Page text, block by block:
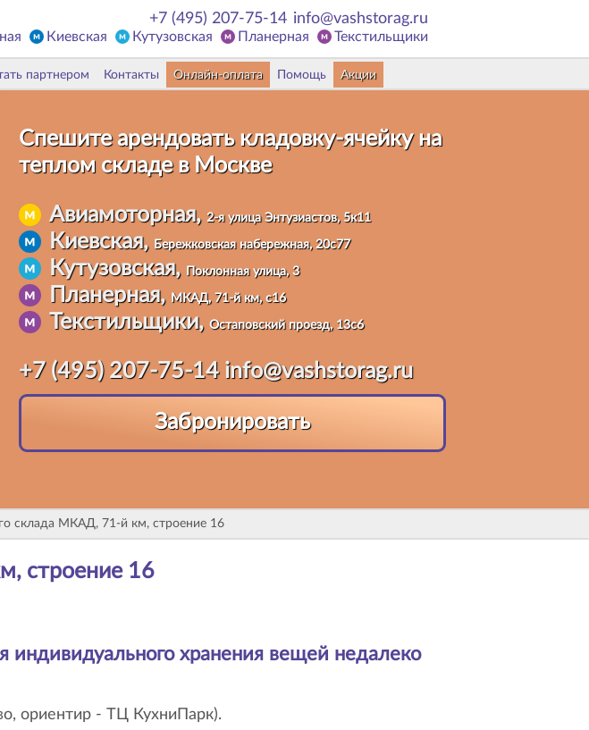
+7 (495) 207-75-14 info@vashstorag.ru
Киевская Кутузовская Планерная Текстильщики
партнером Контакты Онлайн-оплата Помощь Акции
Спешите арендовать кладовку-ячейку на
теплом складев Москве
Авиамоторная, 2-я улица Энтузиастов, 5к11
Киевская, Бережковская набережная, 20с77
Кутузовская, Поклонная улица, 3
Планерная, МКАД, 71-й км, с16
Текстильщики, Остаповский проезд, 13с6
+7 (495) 207-75-14 info@vashstorag.ru
Забронировать
склада МКАД, 71-й км, строение 16
строение 16
индивидуального хранения вещей недалеко
ориентир - ТЦ КухниПарк).